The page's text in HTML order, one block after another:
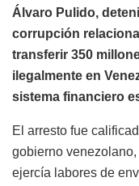
Álvaro Pulido,
corrupción
transferir 350
ilegalmente en
sistema financiero
El arresto fue
gobierno
ejercía labores de